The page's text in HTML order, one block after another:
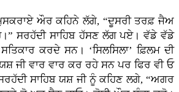
ਔਰ ਕਹਿਨੇ ਲੱਗੇ, “ਦੂਸਰੀ ਤਰਫ਼ ਜੈਅ
ਸਰਹੱਦੀ ਸਾਹਿਬ ਹੱਸਣ ਲੱਗ ਪਏ। ਵੱਡੇ ਵੱਡੇ
ਕਰਦੇ ਸਨ। ‘ਸਿਲਸਿਲਾ’ ਫ਼ਿਲਮ ਦੀ
ਜੀ ਵਾਰ ਵਾਰ ਕਰ ਰਹੇ ਸਨ ਪਰ ਫਿਰ ਵੀ ਓ
ਸਾਹਿਬ ਯਸ਼ ਜੀ ਨੂੰ ਕਹਿਣ ਲਗੇ, “ਅਗਰ